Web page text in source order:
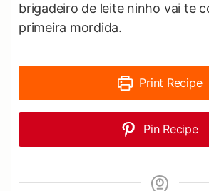
brigadeiro de leite ninho vai te
primeira mordida.
Print Recipe
Pin Recipe